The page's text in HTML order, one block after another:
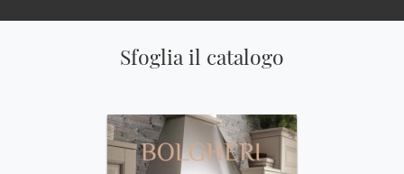
Sfoglia il catalogo